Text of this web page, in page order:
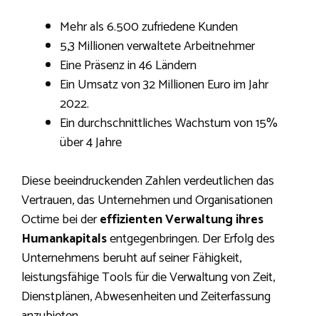
Mehr als 6.500 zufriedene Kunden
5,3 Millionen verwaltete Arbeitnehmer
Eine Präsenz in 46 Ländern
Ein Umsatz von 32 Millionen Euro im Jahr
2022.
Ein durchschnittliches Wachstum von 15%
über 4 Jahre
Diese beeindruckenden Zahlen verdeutlichen das
Vertrauen, das Unternehmen und Organisationen
Octime bei dereffizienten Verwaltung ihres
Humankapitalsentgegenbringen. Der Erfolg des
Unternehmens beruht auf seiner Fähigkeit,
leistungsfähige Tools für die Verwaltung von Zeit,
Dienstplänen, Abwesenheiten und Zeiterfassung